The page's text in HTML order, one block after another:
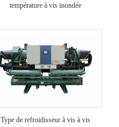
température à vis inondée
Type de refroidisseur à vis à vis